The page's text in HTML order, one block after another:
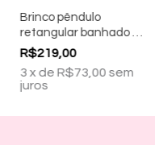
Brinco pêndulo
retangular banhado a
ródio branco
R$219,00
3 xde R$73,00 sem
juros